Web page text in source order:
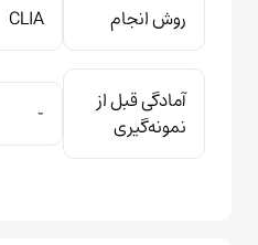
روش انجام CLIA
آمادگی قبل از
نمونه‌گیری
-